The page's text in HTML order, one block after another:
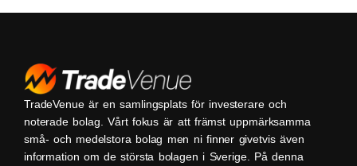
TradeVenue är en samlingsplats för investerare och
noterade bolag. Vårt fokus är att främst uppmärksamma
små- och medelstora bolag men ni finner givetvis även
information om de största bolagen i Sverige. På denna